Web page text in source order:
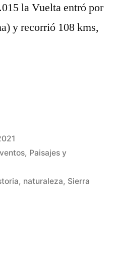
la Vuelta entró por
y recorrió 108 kms,
, Paisajes y
, naturaleza, Sierra